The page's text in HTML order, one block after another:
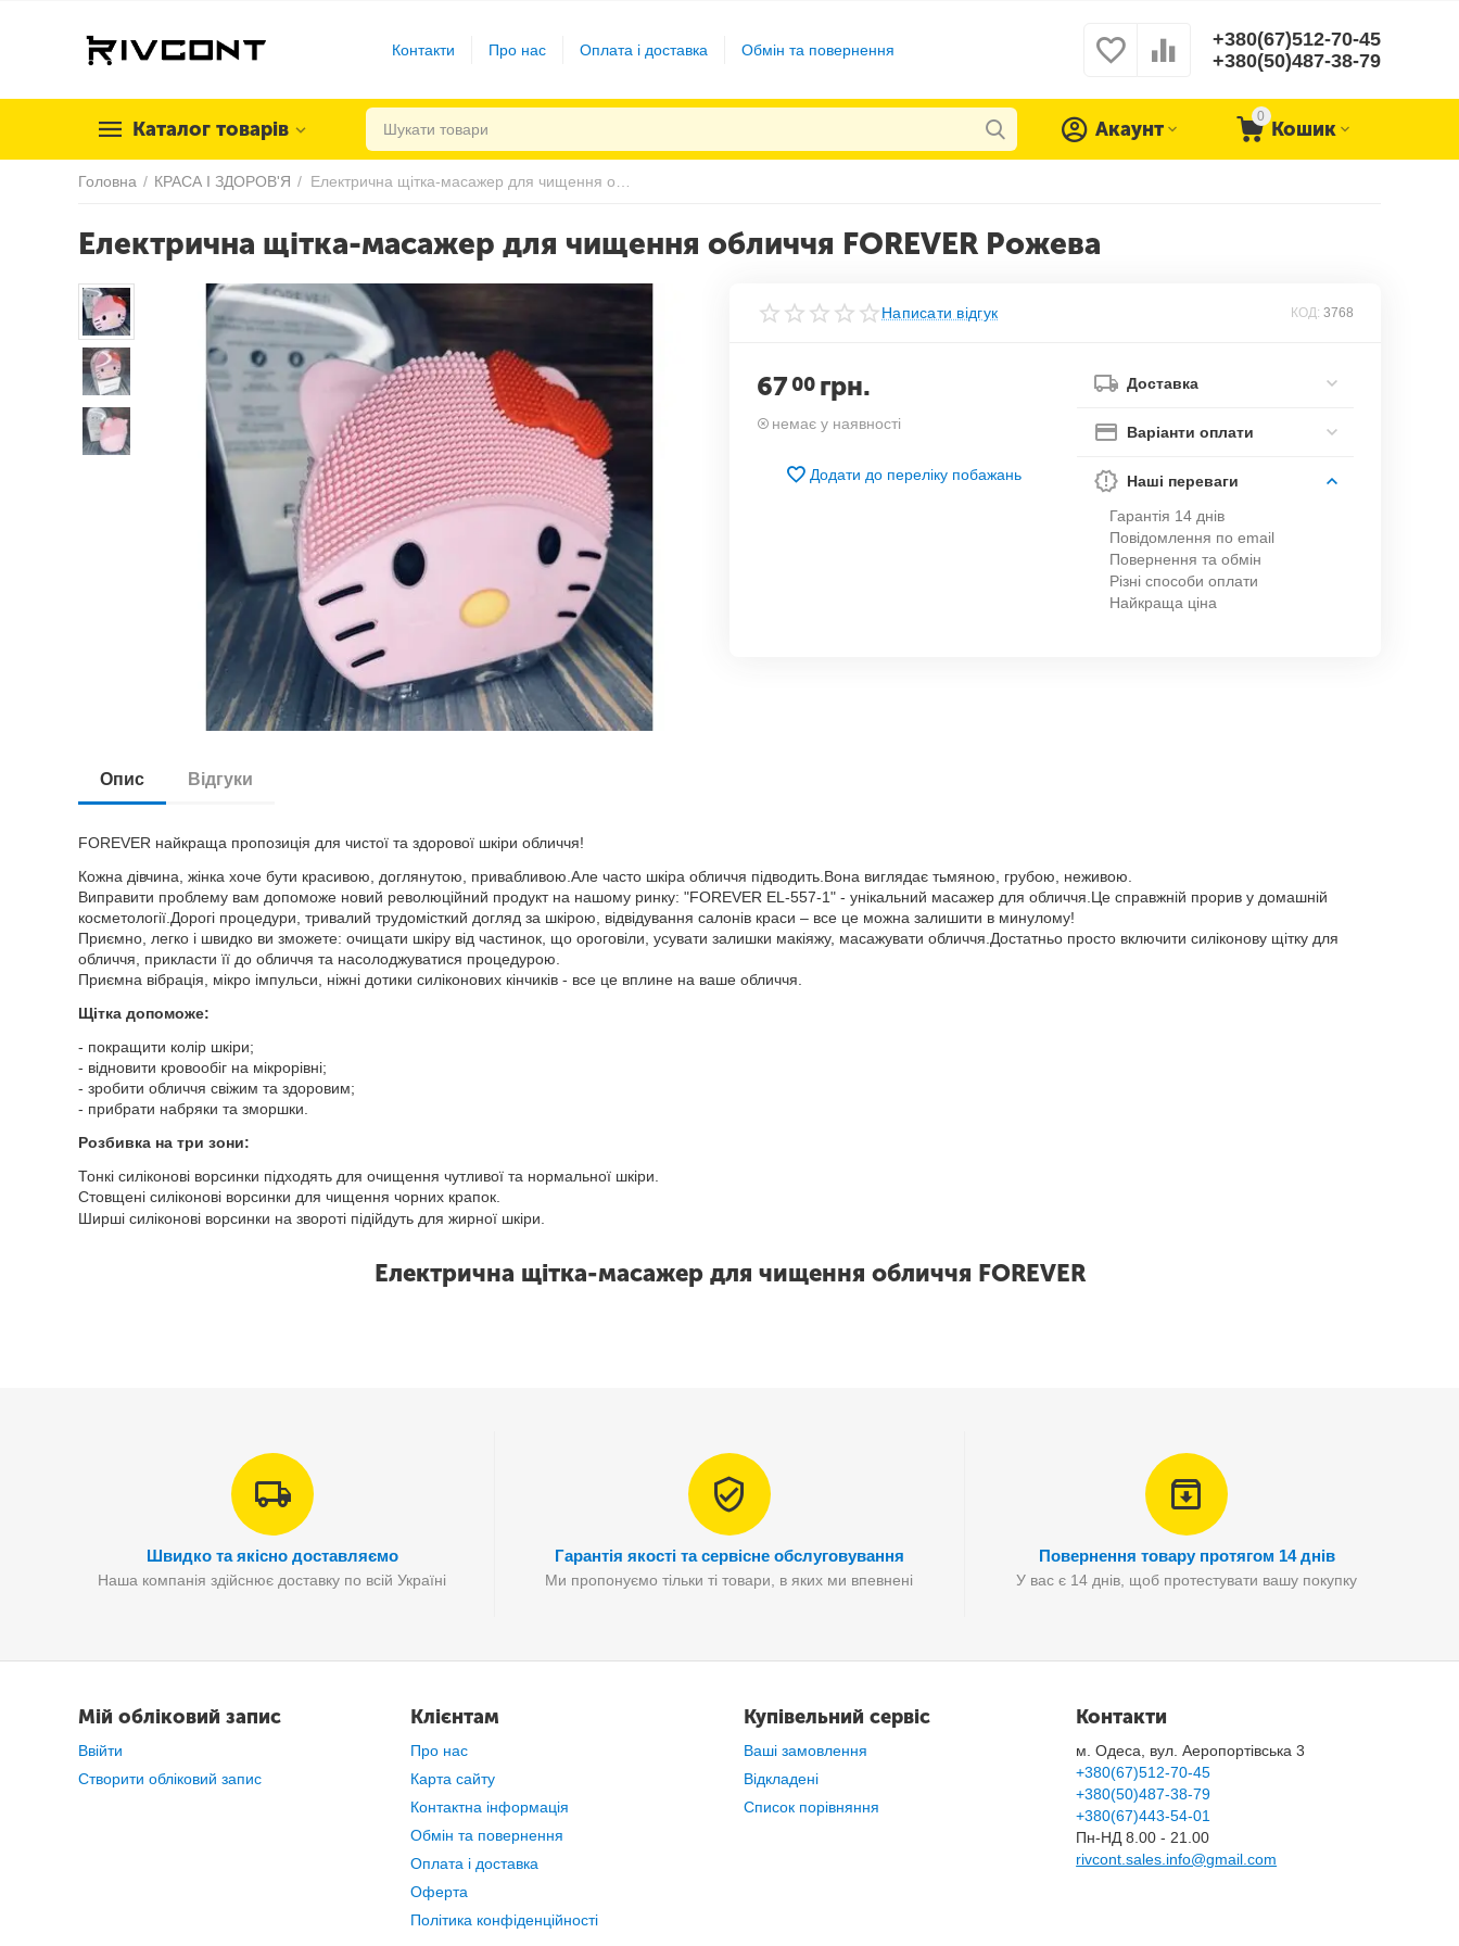
Контакти Про нас Оплата і доставка Обмін та повернення
+380(67)512-70-45
+380(50)487-38-79
Каталог товарів
0
Кошик
Акаунт
Головна / КРАСА І ЗДОРОВ'Я /
Електрична щітка-масажер для чищення обличчя FOREVER Рожева
Написати відгук КОД: 3768
67 00 грн.
немає у наявності
Додати до переліку побажань
Доставка
Варіанти оплати
Наші переваги
Гарантія 14 днів
Повідомлення по email
Повернення та обмін
Різні способи оплати
Найкраща ціна
Опис Відгуки
FOREVER найкраща пропозиція для чистої та здорової шкіри обличчя!
Кожна дівчина, жінка хоче бути красивою, доглянутою, привабливою.Але часто шкіра обличчя підводить.Вона виглядає тьмяною, грубою, неживою.
Виправити проблему вам допоможе новий революційний продукт на нашому ринку: "FOREVER EL-557-1" - унікальний масажер для обличчя.Це справжній прорив у домашній
косметології.Дорогі процедури, тривалий трудомісткий догляд за шкірою, відвідування салонів краси – все це можна залишити в минулому!
Приємно, легко і швидко ви зможете: очищати шкіру від частинок, що ороговіли, усувати залишки макіяжу, масажувати обличчя.Достатньо просто включити силіконову щітку для
обличчя, прикласти її до обличчя та насолоджуватися процедурою.
Приємна вібрація, мікро імпульси, ніжні дотики силіконових кінчиків - все це вплине на ваше обличчя.
Щітка допоможе:
- покращити колір шкіри;
- відновити кровообіг на мікрорівні;
- зробити обличчя свіжим та здоровим;
- прибрати набряки та зморшки.
Розбивка на три зони:
Тонкі силіконові ворсинки підходять для очищення чутливої ​​та нормальної шкіри.
Стовщені силіконові ворсинки для чищення чорних крапок.
Ширші силіконові ворсинки на звороті підійдуть для жирної шкіри.
Електрична щітка-масажер для чищення обличчя FOREVER
Швидко та якісно доставляємо
Наша компанія здійснює доставку по всій Україні
Гарантія якості та сервісне обслуговування
Ми пропонуємо тільки ті товари, в яких ми впевнені
Повернення товару протягом 14 днів
У вас є 14 днів, щоб протестувати вашу покупку
Мій обліковий запис
Ввійти
Створити обліковий запис
Клієнтам
Про нас
Карта сайту
Контактна інформація
Обмін та повернення
Оплата і доставка
Оферта
Політика конфіденційності
Купівельний сервіс
Ваші замовлення
Відкладені
Список порівняння
Контакти
м. Одеса, вул. Аеропортівська 3
+380(67)512-70-45
+380(50)487-38-79
+380(67)443-54-01
Пн-НД 8.00 - 21.00
rivcont.sales.info@gmail.com